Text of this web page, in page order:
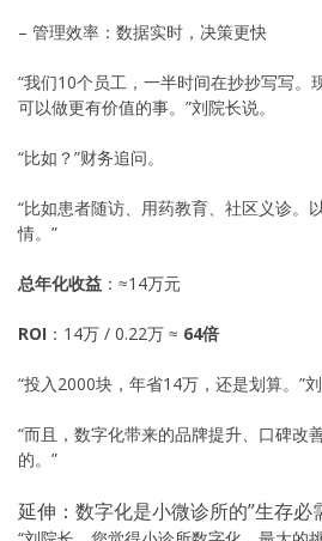
– 管理效率：数据实时，决策更快
“我们10个员工，一半时间在抄抄写写。
可以做更有价值的事。”刘院长说。
“比如？”财务追问。
“比如患者随访、用药教育、社区义诊。
情。”
总年化收益 ：≈14万元
ROI ：14万 / 0.22万 ≈ 64倍
“投入2000块，年省14万，还是划算。”刘
“而且，数字化带来的品牌提升、口碑改
的。”
延伸：数字化是小微诊所的”生存必